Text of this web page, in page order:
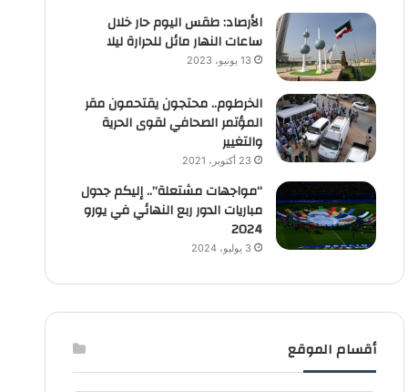
الأرصاد: طقس اليوم حار خلال
ساعات النهار مائل للحرارة ليلا
13 يونيو، 2023
الخرطوم.. محتجون يقتحمون مقر
المؤتمر الصحافي لقوى الحرية
والتغيير
23 أكتوبر، 2021
“مواجهات مشتعلة”.. إليكم جدول
مباريات الدور ربع النهائي في يورو
2024
3 يوليو، 2024
أقسام الموقع